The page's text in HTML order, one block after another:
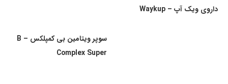
داروی ویک آپ – Waykup
سوپر ویتامین بی کمپلکس – B
Complex Super